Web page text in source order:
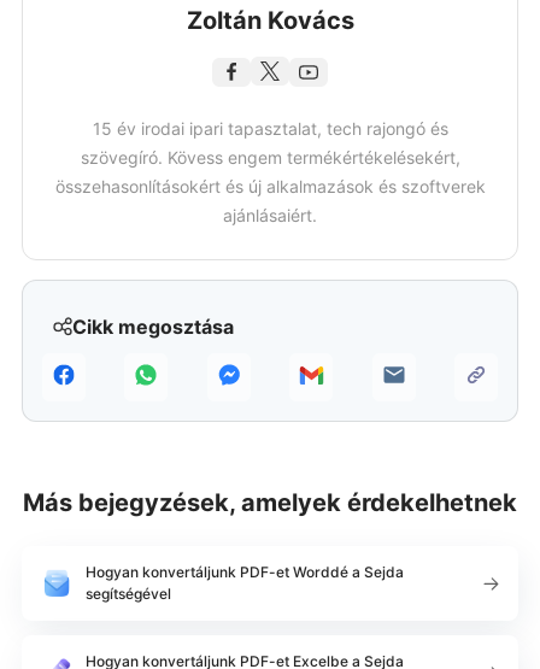
Cikk megosztása
Zoltán Kovács
15 év irodai ipari tapasztalat, tech rajongó és
szövegíró. Kövess engem termékértékelésekért,
összehasonlításokért és új alkalmazások és szoftverek
ajánlásaiért.
Más bejegyzések, amelyek érdekelhetnek
Hogyan konvertáljunk PDF-et Worddé a Sejda
segítségével
Hogyan konvertáljunk PDF-et Excelbe a Sejda